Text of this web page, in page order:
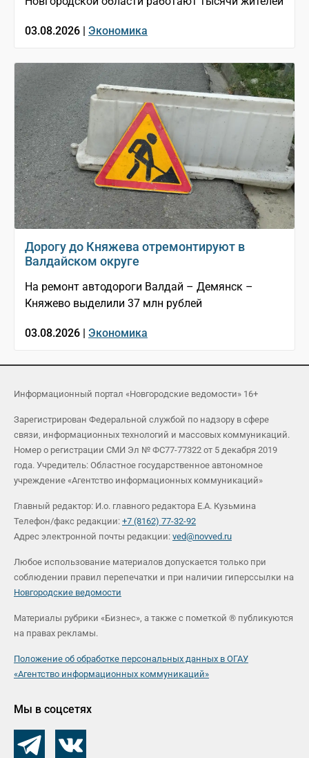
03.08.2026 | Экономика
Дорогу до Княжева отремонтируют в
Валдайском округе
На ремонт автодороги Валдай – Демянск –
Княжево выделили 37 млн рублей
03.08.2026 | Экономика
Информационный портал «Новгородские ведомости» 16+
Зарегистрирован Федеральной службой по надзору в сфере
связи, информационных технологий и массовых коммуникаций.
Номер о регистрации СМИ Эл № ФС77-77322 от 5 декабря 2019
года. Учредитель: Областное государственное автономное
учреждение «Агентство информационных коммуникаций»
Главный редактор: И.о. главного редактора Е.А. Кузьмина
Телефон/факс редакции: +7 (8162) 77-32-92
Адрес электронной почты редакции: ved@novved.ru
Любое использование материалов допускается только при
соблюдении правил перепечатки и при наличии гиперссылки на
Новгородские ведомости
Материалы рубрики «Бизнес», а также с пометкой ® публикуются
на правах рекламы.
Положение об обработке персональных данных в ОГАУ
«Агентство информационных коммуникаций»
Мы в соцсетях